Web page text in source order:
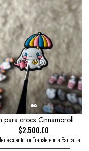
para crocs Cinnamoroll
$2.500,00
descuento por Transferencia Bancaria